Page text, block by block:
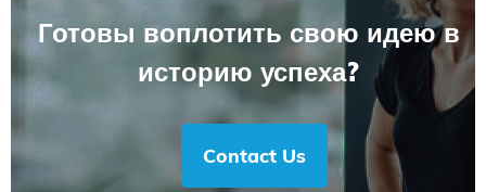
Готовы воплотить свою идею в
историю успеха?
Contact Us